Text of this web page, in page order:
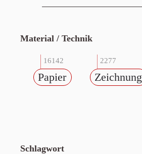
Material / Technik
16142
Papier
2277
Zeichnung
Schlagwort